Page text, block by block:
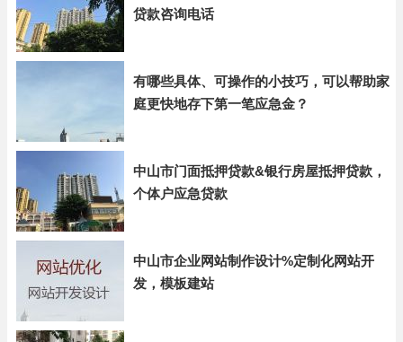
贷款咨询电话
有哪些具体、可操作的小技巧，可以帮助家
庭更快地存下第一笔应急金？
中山市门面抵押贷款&银行房屋抵押贷款，
个体户应急贷款
中山市企业网站制作设计%定制化网站开
发，模板建站